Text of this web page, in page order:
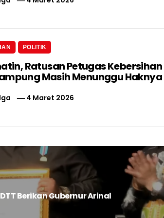
POLITIK
Ratusan Petugas Kebersihan
Masih Menunggu Haknya
4 Maret 2026
Berikan Gubernur Arinal